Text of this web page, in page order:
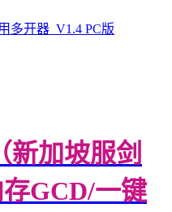
多开器_V1.4 PC版
新加坡服剑
GCD/一键